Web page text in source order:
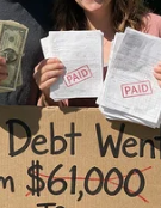
chết
10, số người
đã tăng lên